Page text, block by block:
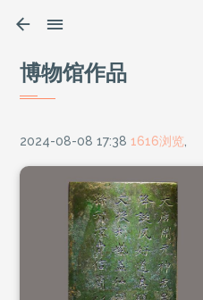
博物馆作品
2024-08-08 17:38 1616浏览